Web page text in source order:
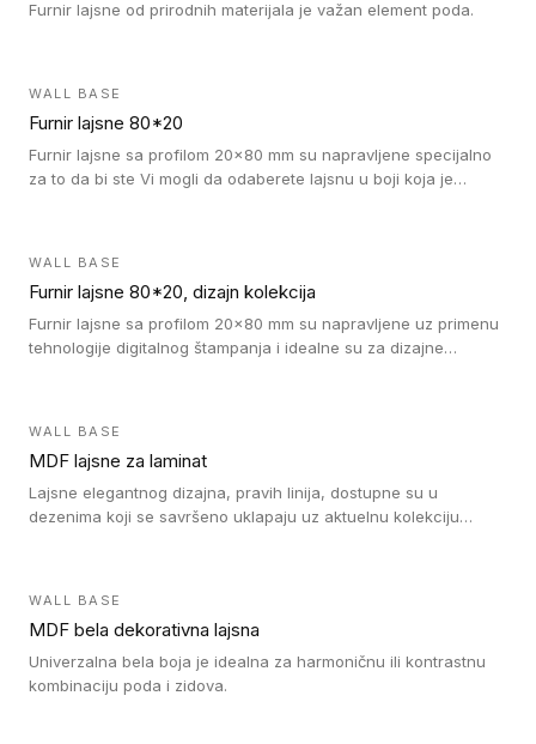
Furnir lajsne od prirodnih materijala je važan element poda.
WALL BASE
Furnir lajsne 80*20
Furnir lajsne sa profilom 20x80 mm su napravljene specijalno
za to da bi ste Vi mogli da odaberete lajsnu u boji koja je
WALL BASE
Furnir lajsne 80*20, dizajn kolekcija
Furnir lajsne sa profilom 20x80 mm su napravljene uz primenu
tehnologije digitalnog štampanja i idealne su za dizajne
WALL BASE
MDF lajsne za laminat
Lajsne elegantnog dizajna, pravih linija, dostupne su u
dezenima koji se savršeno uklapaju uz aktuelnu kolekciju
WALL BASE
MDF bela dekorativna lajsna
Univerzalna bela boja je idealna za harmoničnu ili kontrastnu
kombinaciju poda i zidova.